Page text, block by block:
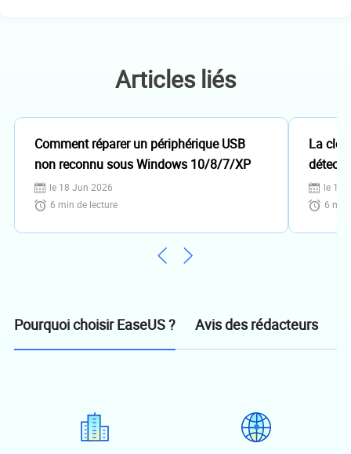
Articles liés
Comment réparer un périphérique USB
non reconnu sous Windows 10/8/7/XP
le 18 Jun 2026
6 min de lecture
La clé
le 18
6 min
Pourquoi choisir EaseUS ? Avis des rédacteurs